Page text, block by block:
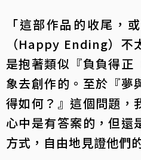
「這部作品的收尾，
（Happy Ending）不
是抱著類似『負負得
象去創作的。至於『夢
得如何？』這個問題，
心中是有答案的，但還
方式，自由地見證他們